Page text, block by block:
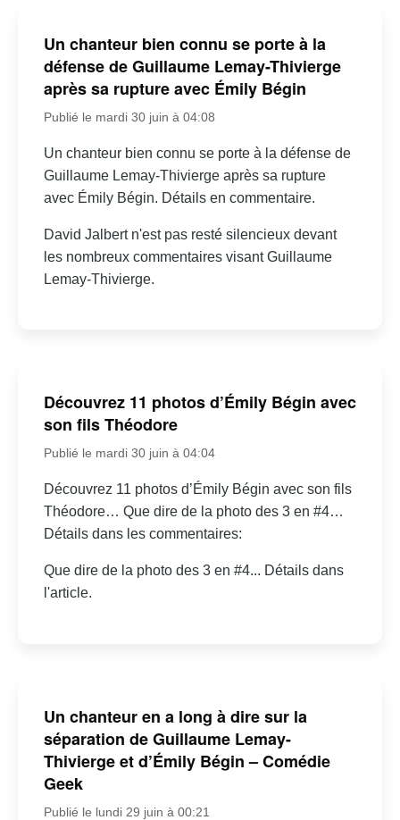
Un chanteur bien connu se porte à la
défense de Guillaume Lemay-Thivierge
après sa rupture avec Émily Bégin
Publié le mardi 30 juin à 04:08
Un chanteur bien connu se porte à la défense de
Guillaume Lemay-Thivierge après sa rupture
avec Émily Bégin. Détails en commentaire.
David Jalbert n'est pas resté silencieux devant
les nombreux commentaires visant Guillaume
Lemay-Thivierge.
Découvrez 11 photos d’Émily Bégin avec
son fils Théodore
Publié le mardi 30 juin à 04:04
Découvrez 11 photos d’Émily Bégin avec son fils
Théodore… Que dire de la photo des 3 en #4…
Détails dans les commentaires:
Que dire de la photo des 3 en #4... Détails dans
l'article.
Un chanteur en a long à dire sur la
séparation de Guillaume Lemay-
Thivierge et d’Émily Bégin – Comédie
Geek
Publié le lundi 29 juin à 00:21